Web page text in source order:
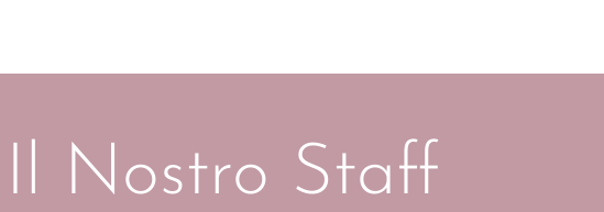
Il Nostro Staff